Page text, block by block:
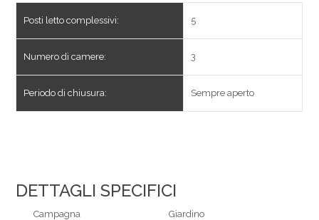
Posti letto complessivi: 5
Numero di camere: 3
Periodo di chiusura: Sempre aperto
DETTAGLI SPECIFICI
Campagna
Giardino